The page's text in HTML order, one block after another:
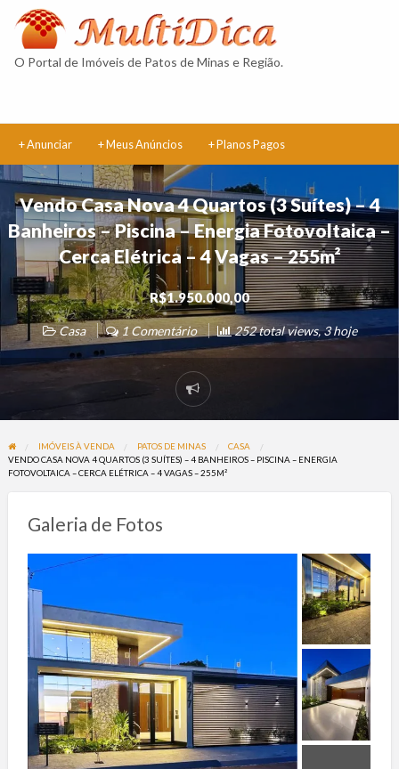
O Portal de Imóveis de Patos de Minas e Região.
+ Anunciar + Meus Anúncios + Planos Pagos
Vendo Casa Nova 4 Quartos (3 Suítes) – 4
Banheiros – Piscina – Energia Fotovoltaica –
Cerca Elétrica – 4 Vagas – 255m²
R$1.950.000,00
Casa 1 Comentário 252 total views, 3 hoje
Reportar
problema
IMÓVEIS À VENDA PATOS DE MINAS
CASA
VENDO CASA NOVA 4 QUARTOS (3 SUÍTES) – 4 BANHEIROS – PISCINA – ENERGIA
FOTOVOLTAICA – CERCA ELÉTRICA – 4 VAGAS – 255M²
Galeria de Fotos